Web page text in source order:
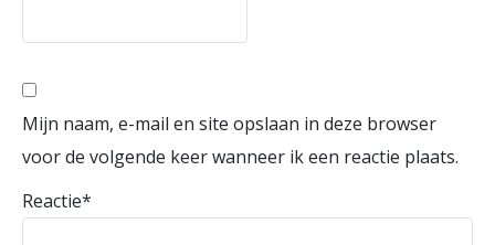
Mijn naam, e-mail en site opslaan in deze browser
voor de volgende keer wanneer ik een reactie plaats.
Reactie*